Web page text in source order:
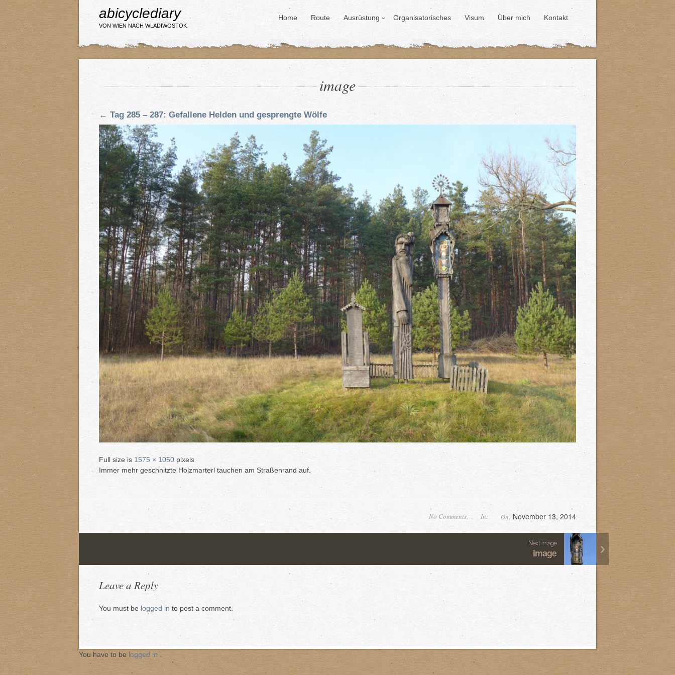
abicyclediary
VON WIEN NACH WLADIWOSTOK
Home Route Ausrüstung Organisatorisches Visum Über mich Kontakt
image
← Tag 285 – 287: Gefallene Helden und gesprengte Wölfe
Full size is 1575 × 1050 pixels
Immer mehr geschnitzte Holzmarterl tauchen am Straßenrand auf.
On: November 13, 2014
In:
No Comments.
Next image
image
Leave a Reply
You must be logged in to post a comment.
You have to be logged in